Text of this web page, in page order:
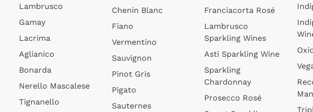
Lambrusco
Gamay
Lacrima
Aglianico
Bonarda
Nerello Mascalese
Tignanello
Chenin Blanc
Fiano
Vermentino
Sauvignon
Pinot Gris
Pigato
Sauternes
Franciacorta Rosé
Lambrusco
Sparkling Wines
Asti Sparkling Wine
Sparkling
Chardonnay
Prosecco Rosé